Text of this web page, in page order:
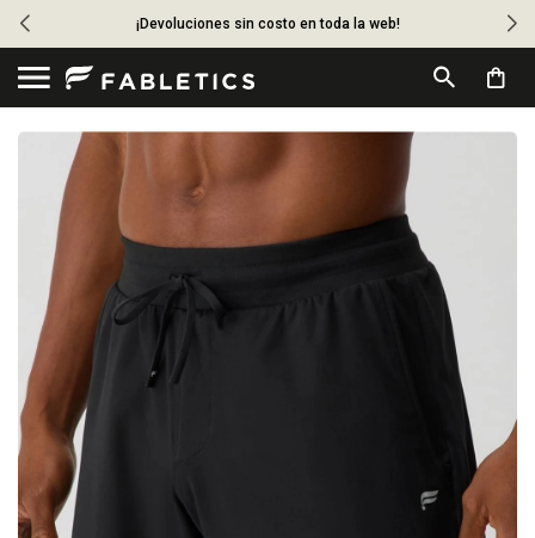
¡Devoluciones sin costo en toda la web!
